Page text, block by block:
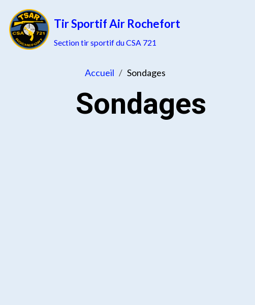
Tir Sportif Air Rochefort
Section tir sportif du CSA 721
Accueil Sondages
Sondages